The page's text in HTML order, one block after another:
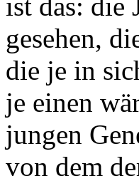
gesehen,
die je in
je einen
jungen
von dem